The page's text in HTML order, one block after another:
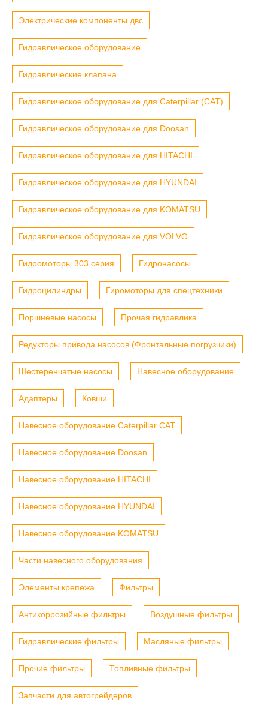
Электрические компоненты двс
Гидравлическое оборудование
Гидравлические клапана
Гидравлическое оборудование для Caterpillar (CAT)
Гидравлическое оборудование для Doosan
Гидравлическое оборудование для HITACHI
Гидравлическое оборудование для HYUNDAI
Гидравлическое оборудование для KOMATSU
Гидравлическое оборудование для VOLVO
Гидромоторы 303 серия Гидронасосы
Гидроцилиндры Гиромоторы для спецтехники
Поршневые насосы Прочая гидравлика
Редукторы привода насосов (Фронтальные погрузчики)
Шестеренчатые насосы Навесное оборудование
Адаптеры Ковши
Навесное оборудование Caterpillar CAT
Навесное оборудование Doosan
Навесное оборудование HITACHI
Навесное оборудование HYUNDAI
Навесное оборудование KOMATSU
Части навесного оборудования
Элементы крепежа Фильтры
Антикоррозийные фильтры Воздушные фильтры
Гидравлические фильтры Масляные фильтры
Прочие фильтры Топливные фильтры
Запчасти для автогрейдеров